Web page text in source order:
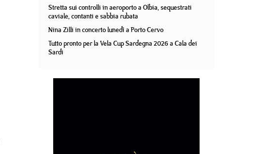
Stretta sui controlli in aeroporto a Olbia, sequestrati
caviale, contanti e sabbia rubata
Nina Zilli in concerto lunedì a Porto Cervo
Tutto pronto per la Vela Cup Sardegna 2026 a Cala dei
Sardi